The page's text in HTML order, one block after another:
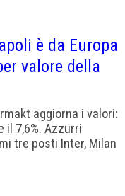
è da Europa
valore della
aggiorna i valori:
il 7,6%. Azzurri
tre posti Inter, Milan